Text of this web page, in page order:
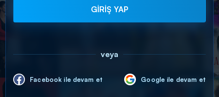
GİRİŞ YAP
veya
Facebook ile devam et Google ile devam et